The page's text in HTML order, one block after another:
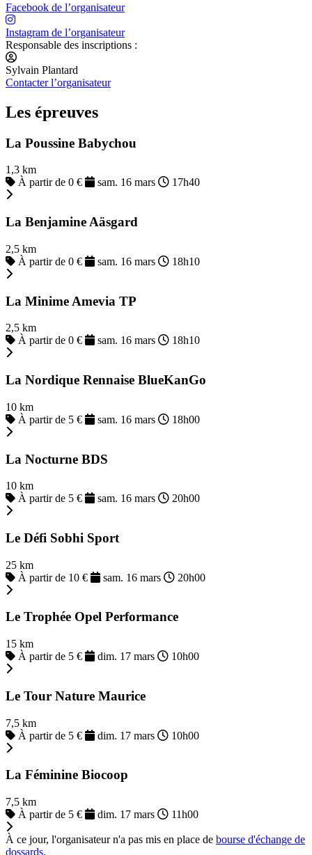
Facebook de l’organisateur
Instagram de l’organisateur
Responsable des inscriptions :
Sylvain Plantard
Contacter l’organisateur
Les épreuves
La Poussine Babychou
1,3 km
À partir de 0 €
sam. 16 mars 17h40
La Benjamine Aäsgard
2,5 km
À partir de 0 €
sam. 16 mars 18h10
La Minime Amevia TP
2,5 km
À partir de 0 €
sam. 16 mars 18h10
La Nordique Rennaise BlueKanGo
10 km
À partir de 5 €
sam. 16 mars 18h00
La Nocturne BDS
10 km
À partir de 5 €
sam. 16 mars 20h00
Le Défi Sobhi Sport
25 km
À partir de 10 €
sam. 16 mars 20h00
Le Trophée Opel Performance
15 km
À partir de 5 €
dim. 17 mars 10h00
Le Tour Nature Maurice
7,5 km
À partir de 5 €
dim. 17 mars 10h00
La Féminine Biocoop
7,5 km
À partir de 5 €
dim. 17 mars 11h00
À ce jour, l'organisateur n'a pas mis en place de bourse d'échange de
dossards.